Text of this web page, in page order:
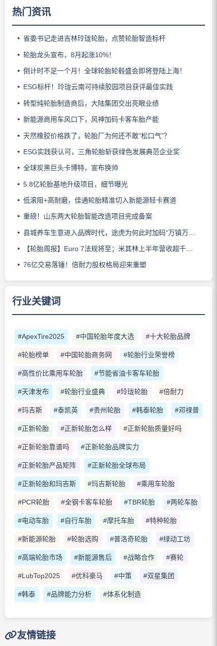
热门资讯
省委书记走进吉林玲珑轮胎，点赞轮胎智造标杆
轮胎龙头宣布，8月起涨10%！
倒计时不足一个月！全球轮胎轮毂盛会即将登陆上海！
ESG标杆！玲珑云南可持续胶园项目获评最佳实践
转型纯轮胎制造商后，大陆集团交出亮眼业绩
新能源商用车风口下，风神加码卡客车胎产能
天然橡胶价格跌了，轮胎厂为何还不敢“松口气”？
ESG实践获认可，三角轮胎斩获绿色发展典范企业奖
全球炭黑巨头卡博特，宣布换帅
5.8亿轮胎基地升级项目，细节曝光
低滚阻+高耐磨，佳通轮胎精准切入新能源轻卡赛道
重磅！山东两大轮胎智能改造项目完成备案
县城养车生意进入品牌时代，途虎为何此时加码“万镇万店”？
【轮胎周报】Euro 7法规将至；米其林上半年营收超千亿；倍耐力上半年盈利稳增；龙星炭黑斩获欧洲近万吨订单
76亿交易落锤！倍耐力股权格局迎来重塑
行业关键词
#ApexTire2025 #中国轮胎年度大选 #十大轮胎品牌
#轮胎榜单 #中国轮胎商务网 #轮胎行业荣誉榜
#高性价比乘用车轮胎 #节能省油卡客车轮胎
#天津发布 #轮胎行业盛典 #玲珑轮胎 #倍耐力
#玛吉斯 #泰凯英 #贵州轮胎 #韩泰轮胎 #邓禄普
#正新轮胎 #正新轮胎怎么样 #正新轮胎质量好吗
#正新轮胎靠谱吗 #正新轮胎品牌实力
#正新轮胎产品矩阵 #正新轮胎全球布局
#正新轮胎和玛吉斯 #玛吉斯轮胎 #乘用车轮胎
#PCR轮胎 #全钢卡客车轮胎 #TBR轮胎 #两轮车胎
#电动车胎 #自行车胎 #摩托车胎 #特种轮胎
#新能源轮胎 #轮胎选购 #普洛奇轮胎 #绿动工坊
#高端轮胎市场 #新能源售后 #战略合作 #赛轮
#LubTop2025 #优科豪马 #中策 #双星集团
#韩泰 #品牌能力分析 #体系化制造
友情链接